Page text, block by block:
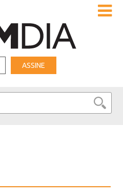
ASSINE